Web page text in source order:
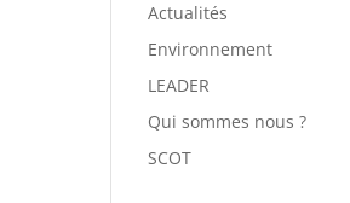
Actualités
Environnement
LEADER
Qui sommes nous ?
SCOT